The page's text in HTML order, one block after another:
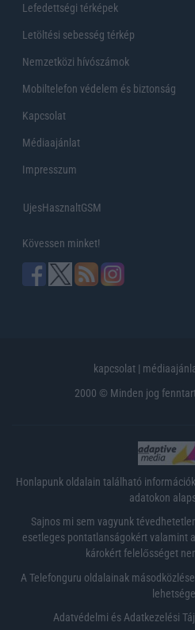
Lefedettségi térképek
Letöltési sebesség térkép
Nemzetközi hívószámok
Mobiltelefon védelem és biztonság
Kapcsolat
Médiaajánlat
Impresszum
UjesHasznaltGSM
Kövessen minket!
kapcsolat |
2000 © Minden jog
Honlapunk oldalain található
adatokon
Sajnos mi sem vagyunk
esetleges pontatlanságokért valamint
károkért felelősséget
A Telefonguru oldalainak
Adatvédelmi és Adatkezelési